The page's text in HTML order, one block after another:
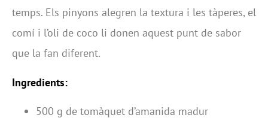
temps. Els pinyons alegren la textura i les tàperes, el
comí i l’oli de coco li donen aquest punt de sabor
que la fan diferent.
Ingredients:
500 g de tomàquet d’amanida madur